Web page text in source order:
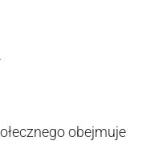
obejmuje